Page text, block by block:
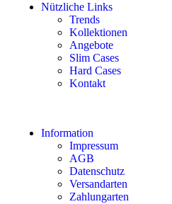
Nützliche Links
Trends
Kollektionen
Angebote
Slim Cases
Hard Cases
Kontakt
Information
Impressum
AGB
Datenschutz
Versandarten
Zahlungarten